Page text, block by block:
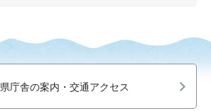
県庁舎の案内・交通アクセス